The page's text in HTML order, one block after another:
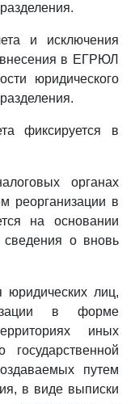
и исключения
в ЕГРЮЛ
юридического
фиксируется в
органах
реорганизации в
на основании
о вновь
юридических лиц,
в форме
иных
путем
в виде выписки